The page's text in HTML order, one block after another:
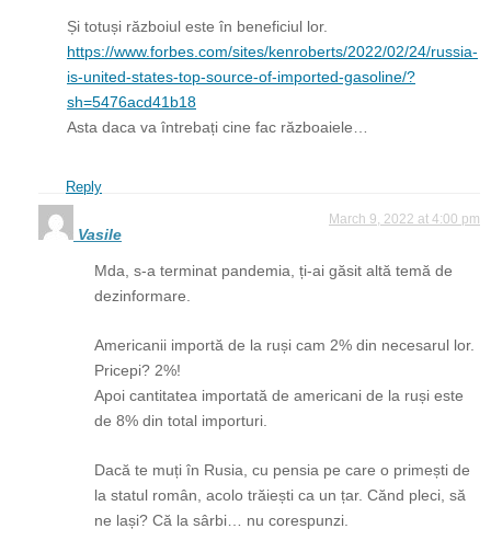
Și totuși războiul este în beneficiul lor.
https://www.forbes.com/sites/kenroberts/2022/02/24/russia-
is-united-states-top-source-of-imported-gasoline/?
sh=5476acd41b18
Asta daca va întrebați cine fac războaiele…
Reply
Vasile
March 9, 2022 at 4:00 pm
Mda, s-a terminat pandemia, ți-ai găsit altă temă de
dezinformare.
Americanii importă de la ruși cam 2% din necesarul lor.
Pricepi? 2%!
Apoi cantitatea importată de americani de la ruși este
de 8% din total importuri.
Dacă te muți în Rusia, cu pensia pe care o primești de
la statul român, acolo trăiești ca un țar. Cănd pleci, să
ne lași? Că la sârbi… nu corespunzi.